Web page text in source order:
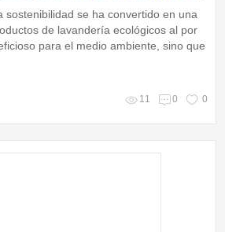
sostenibilidad se ha convertido en una
de lavandería ecológicos al por
para el medio ambiente, sino que
11 0 0